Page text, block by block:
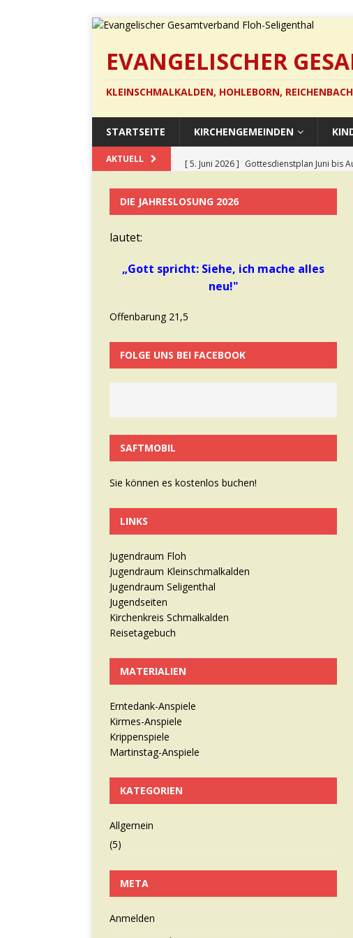
EVANGELISCHER
KLEINSCHMALKALDEN, HOHLEBORN,
STARTSEITE KIRCHENGEMEINDEN
AKTUELL [ 5. Juni 2026 ] Gottesdienstplan Juni bis
[ 13. Mai 2026 ]
Gottesdienst in
DIE JAHRESLOSUNG 2026
lautet:
„Gott spricht: Siehe, ich mache alles
neu!"
Offenbarung 21,5
FOLGE UNS BEI FACEBOOK
SAFTMOBIL
Sie können es kostenlos buchen!
LINKS
Jugendraum Floh
Jugendraum Kleinschmalkalden
Jugendraum Seligenthal
Jugendseiten
Kirchenkreis Schmalkalden
Reisetagebuch
MATERIALIEN
Erntedank-Anspiele
Kirmes-Anspiele
Krippenspiele
Martinstag-Anspiele
KATEGORIEN
Allgemein
(5)
META
Anmelden